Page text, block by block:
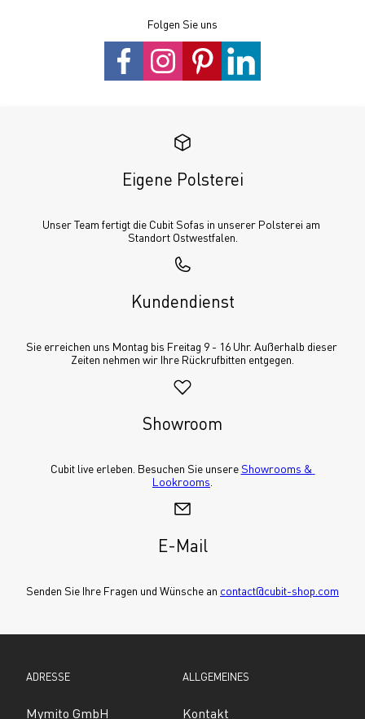
Folgen Sie uns
Eigene Polsterei
Unser Team fertigt die Cubit Sofas in unserer Polsterei am
Standort Ostwestfalen.
Kundendienst
Sie erreichen uns Montag bis Freitag 9 - 16 Uhr. Außerhalb dieser
Zeiten nehmen wir Ihre Rückrufbitten entgegen.
Showroom
Cubit live erleben. Besuchen Sie unsere Showrooms &
Lookrooms
E-Mail
Senden Sie Ihre Fragen und Wünsche an contact@cubit-shop.com
ADRESSE
Mymito GmbH
ALLGEMEINES
Kontakt